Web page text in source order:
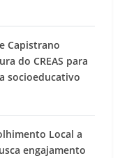
Capistrano
do CREAS para
socioeducativo
Local a
engajamento